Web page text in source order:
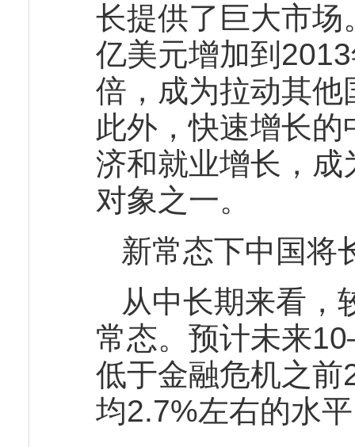
长提供了巨大市
亿美元增加到
倍，成为拉动其
此外，快速增长
济和就业增长，
对象之一。
新常态下中国将
从中长期来看，
常态。预计未来
低于金融危机之
均2.7%左右的水